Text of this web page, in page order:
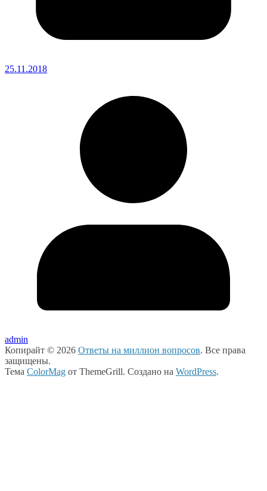
25.11.2018
admin
Копирайт © 2026 Ответы на миллион вопросов. Все права
защищены.
Тема ColorMag от ThemeGrill. Создано на WordPress.